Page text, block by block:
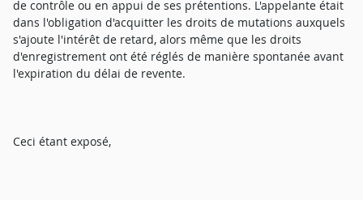
de contrôle ou en appui de ses prétentions. L'appelante était
dans l'obligation d'acquitter les droits de mutations auxquels
s'ajoute l'intérêt de retard, alors même que les droits
d'enregistrement ont été réglés de manière spontanée avant
l'expiration du délai de revente.
Ceci étant exposé,